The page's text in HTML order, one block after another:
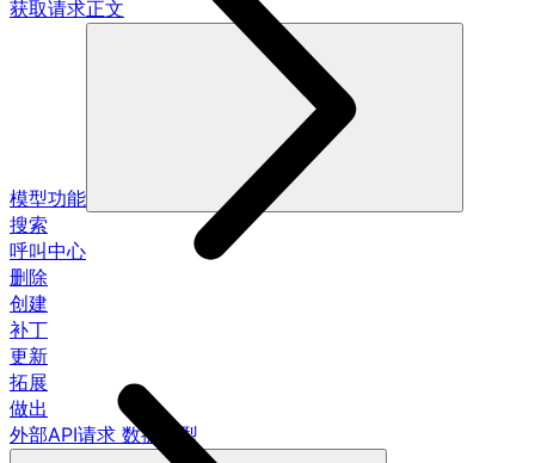
获取请求正文
模型功能
搜索
呼叫中心
删除
创建
补丁
更新
拓展
做出
外部API请求 数据模型